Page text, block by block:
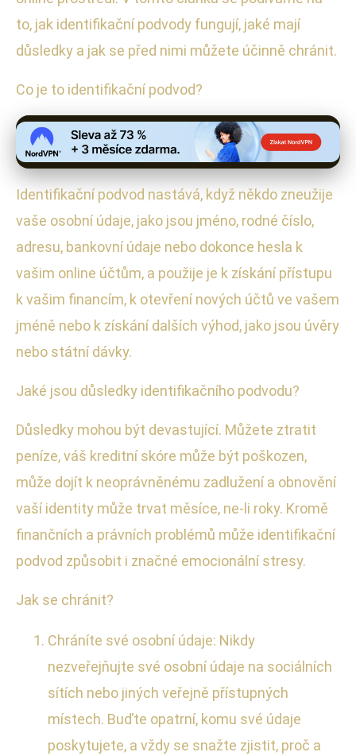
to, jak identifikační podvody fungují, jaké mají
důsledky a jak se před nimi můžete účinně chránit.
Co je to identifikační podvod?
Identifikační podvod nastává, když někdo zneužije
vaše osobní údaje, jako jsou jméno, rodné číslo,
adresu, bankovní údaje nebo dokonce hesla k
vašim online účtům, a použije je k získání přístupu
k vašim financím, k otevření nových účtů ve vašem
jméně nebo k získání dalších výhod, jako jsou úvěry
nebo státní dávky.
Jaké jsou důsledky identifikačního podvodu?
Důsledky mohou být devastující. Můžete ztratit
peníze, váš kreditní skóre může být poškozen,
může dojít k neoprávněnému zadlužení a obnovění
vaší identity může trvat měsíce, ne-li roky. Kromě
finančních a právních problémů může identifikační
podvod způsobit i značné emocionální stresy.
Jak se chránit?
Chráníte své osobní údaje: Nikdy
nezveřejňujte své osobní údaje na sociálních
sítích nebo jiných veřejně přístupných
místech. Buďte opatrní, komu své údaje
poskytujete, a vždy se snažte zjistit, proč a